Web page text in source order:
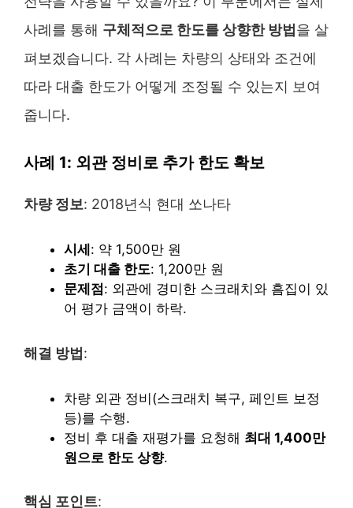
사례를 통해 구체적으로 한도를 상향한 방법 을 살
펴보겠습니다. 각 사례는 차량의 상태와 조건에
따라 대출 한도가 어떻게 조정될 수 있는지 보여
줍니다.
사례 1: 외관 정비로 추가 한도 확보
차량 정보: 2018년식 현대 쏘나타
시세 : 약 1,500만 원
초기 대출 한도: 1,200만 원
문제점: 외관에 경미한 스크래치와 흠집이 있
어 평가 금액이 하락.
해결 방법:
차량 외관 정비(스크래치 복구, 페인트 보정
등)를 수행.
정비 후 대출 재평가를 요청해 최대 1,400만
원으로 한도 상향.
핵심 포인트: